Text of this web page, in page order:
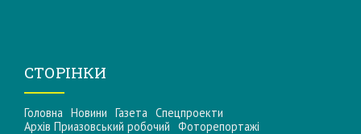
СТОРІНКИ
Головна Новини Газета Спецпроекти
Архів Приазовський робочий Фоторепортажі